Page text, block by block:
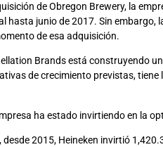
de Obregon Brewery, la
hasta junio de 2017. Sin embargo,
de esa adquisición.
Brands está construyendo
de crecimiento previstas,
ha estado invirtiendo en la
2015, Heineken invirtió